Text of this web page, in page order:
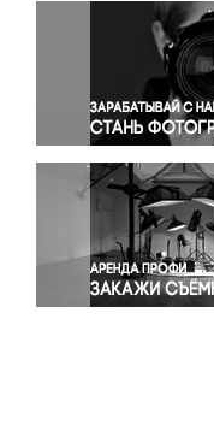
Окружающая
Политика
Правосудие
Религия
Светская
Спорт
Экология
Экономика и